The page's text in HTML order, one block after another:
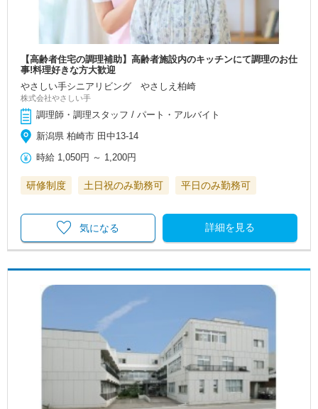
【高齢者住宅の調理補助】高齢者施設内のキッチンにて調理のお仕
事!料理好きな方大歓迎
やさしい手シニアリビング やさしえ柏崎
株式会社やさしい手
調理師・調理スタッフ / パート・アルバイト
新潟県 柏崎市 田中13-14
時給 1,050円 ～ 1,200円
研修制度 土日祝のみ勤務可 平日のみ勤務可
詳細を見る
気になる